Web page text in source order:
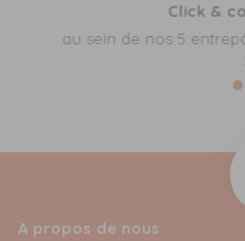
Click &
au sein de nos 5
A propos de nous